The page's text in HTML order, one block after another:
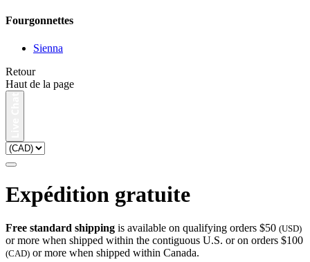
Fourgonnettes
Sienna
Retour
Haut de la page
Expédition gratuite
Free standard shipping is available on qualifying orders $50 (USD)
or more when shipped within the contiguous U.S. or on orders $100
(CAD) or more when shipped within Canada.